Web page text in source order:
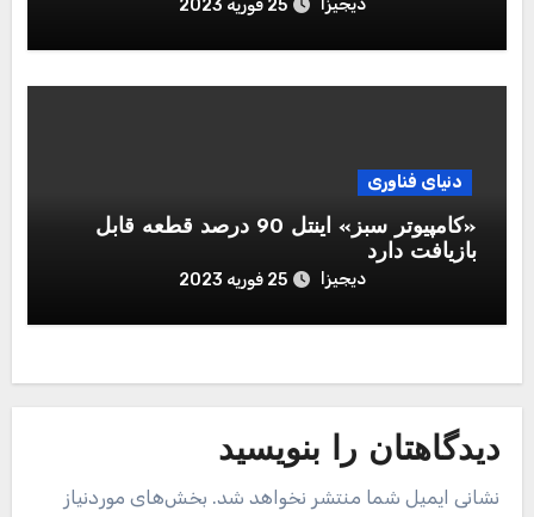
دیجیزا 25 فوریه 2023
دنیای فناوری
«کامپیوتر سبز» اینتل 90 درصد قطعه قابل‌
بازیافت دارد
دیجیزا 25 فوریه 2023
دیدگاهتان را بنویسید
نشانی ایمیل شما منتشر نخواهد شد. بخش‌های موردنیاز